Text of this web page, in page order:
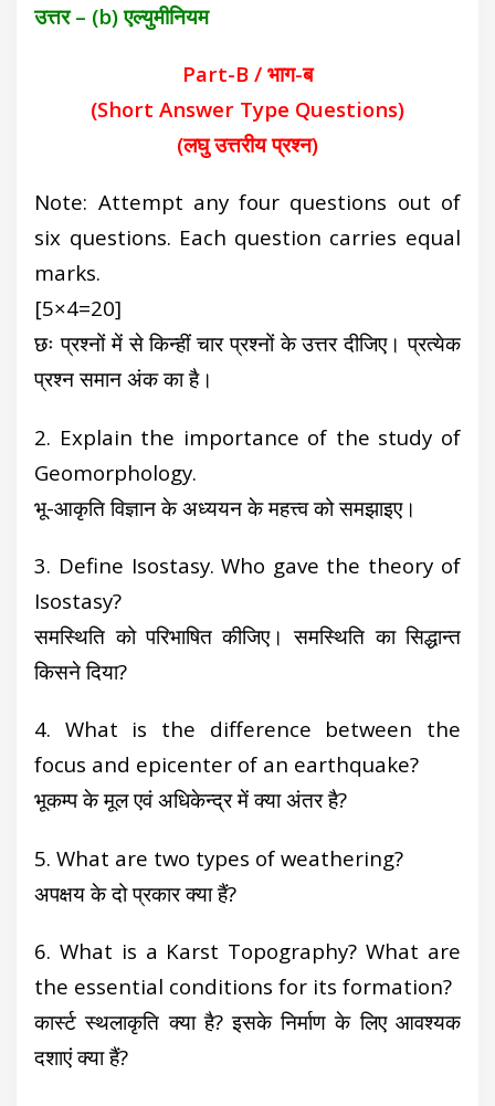
उत्तर – (b) एल्युमीनियम
Part-B / भाग-ब
(Short Answer Type Questions)
(लघु उत्तरीय प्रश्न)
Note: Attempt any four questions out of
six questions. Each question carries equal
marks.
[5×4=20]
छः प्रश्नों में से किन्हीं चार प्रश्नों के उत्तर दीजिए। प्रत्येक
प्रश्न समान अंक का है।
2. Explain the importance of the study of
Geomorphology.
भू-आकृति विज्ञान के अध्ययन के महत्त्व को समझाइए।
3. Define Isostasy. Who gave the theory of
Isostasy?
समस्थिति को परिभाषित कीजिए। समस्थिति का सिद्धान्त
किसने दिया?
4. What is the difference between the
focus and epicenter of an earthquake?
भूकम्प के मूल एवं अधिकेन्द्र में क्या अंतर है?
5. What are two types of weathering?
अपक्षय के दो प्रकार क्या हैं?
6. What is a Karst Topography? What are
the essential conditions for its formation?
कार्स्ट स्थलाकृति क्या है? इसके निर्माण के लिए आवश्यक
दशाएं क्या हैं?